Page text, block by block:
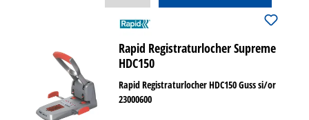
Rapid Registraturlocher Supreme
HDC150
Rapid Registraturlocher HDC150 Guss si/or
23000600